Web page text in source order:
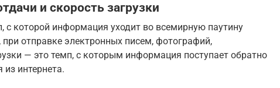
и скорость загрузки
с которой информация уходит во всемирную паутину
отправке электронных писем, фотографий,
— это темп, с которым информация поступает обратно
интернета.